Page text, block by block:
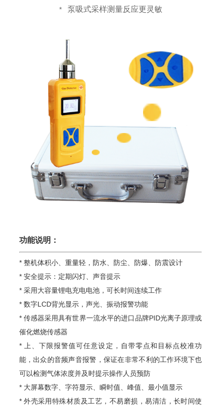
* 泵吸式采样测量反应更灵敏
功能说明：
* 整机体积小、重量轻，防水、防尘、防爆、防震设计
* 安全提示：定期闪灯、声音提示
* 采用大容量锂电充电电池，可长时间连续工作
* 数字LCD背光显示，声光、振动报警功能
* 传感器采用具有世界一流水平的进口品牌PID光离子原理或
催化燃烧传感器
* 上、下限报警值可任意设定，自带零点和目标点校准功
能，出众的音频声音报警，保证在非常不利的工作环境下也
可以检测气体浓度并及时提示操作人员预防
* 大屏幕数字、字符显示、瞬时值、峰值、最小值显示
* 外壳采用特殊材质及工艺，不易磨损，易清洁，长时间使